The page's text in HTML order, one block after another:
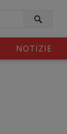
NOTIZIE